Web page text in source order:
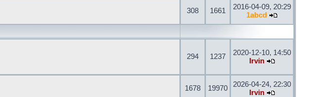
308 1661
2016-04-09, 20:29
1abcd
294 1237
2020-12-10, 14:50
Irvin
1678 19970
2026-04-24, 22:30
Irvin